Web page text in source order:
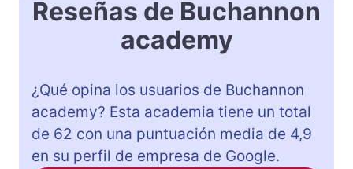
Reseñas de Buchannon
academy
¿Qué opina los usuarios de Buchannon
academy? Esta academia tiene un total
de 62 con una puntuación media de 4,9
en su perfil de empresa de Google.